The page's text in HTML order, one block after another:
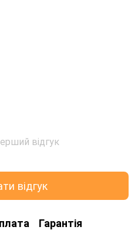
відгук
відгук
Гарантія